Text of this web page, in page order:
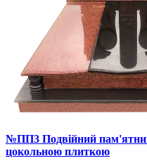
№ПП3 Подвійний пам'ятник
цокольною плиткою